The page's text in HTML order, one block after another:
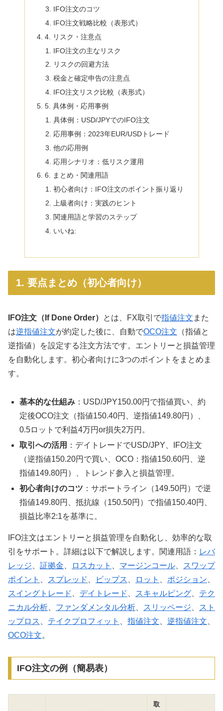
IFO注文のコツ
IFO注文戦略比較（表形式）
4. リスク・注意点
IFO注文の主なリスク
リスクの回避方法
税金と確定申告の注意点
IFO注文リスク比較（表形式）
5. 具体例・応用事例
具体例：USD/JPYでのIFO注文
応用事例：2023年EUR/USDトレード
他の応用例
応用シナリオ：低リスク運用
6. まとめ・関連用語
初心者向け：IFO注文のポイント振り返り
上級者向け：実践のヒント
関連用語と学習のステップ
いいね:
1. 要点まとめ（初心者向け）
IFO注文（If Done Order） とは、FX取引で指値注文 また
は逆指値注文が約定した後に、自動でOCO注文 （指値と
逆指値）を設定する注文方法です。エントリーと損益管理
を自動化します。初心者向けに3つのポイントをまとめま
す。
基本的な仕組み ：USD/JPY150.00円で指値買い、約
定後OCO注文（指値150.40円、逆指値149.80円）、
0.5ロットで利益4万円or損失2万円。
取引への活用 ：デイトレードでUSD/JPY、IFO注文
（逆指値150.20円で買い、OCO：指値150.60円、逆
指値149.80円）、トレンド参入と損益管理。
初心者向けのコツ ：サポートライン（149.50円）で逆
指値149.80円、抵抗線（150.50円）で指値150.40円、
損益比率2:1を基準に。
IFO注文はエントリーと損益管理を自動化し、効率的な取
引をサポート。詳細は以下で解説します。関連用語： レバ
レッジ
証拠金 ロスカット マージンコール
スワップ
ポイント
スプレッド ピップス ロット ポジション
スイングトレード
デイトレード スキャルピング
テク
ニカル分析
ファンダメンタル分析 スリッページ
スト
ップロス
テイクプロフィット 指値注文 逆指値注文
OCO注文。
IFO注文の例（簡易表）
取